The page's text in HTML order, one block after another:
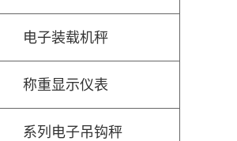
电子装载机秤
称重显示仪表
系列电子吊钩秤